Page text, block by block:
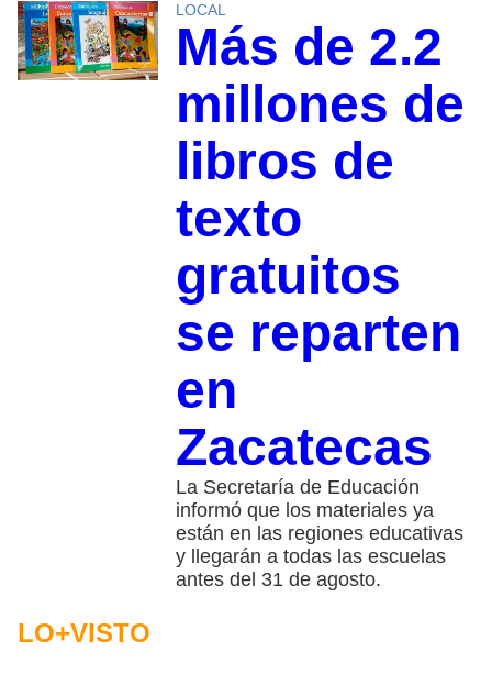
LOCAL
Más de 2.2
millones de
libros de
texto
gratuitos
se reparten
en
Zacatecas
La Secretaría de Educación
informó que los materiales ya
están en las regiones educativas
y llegarán a todas las escuelas
antes del 31 de agosto.
LO+VISTO